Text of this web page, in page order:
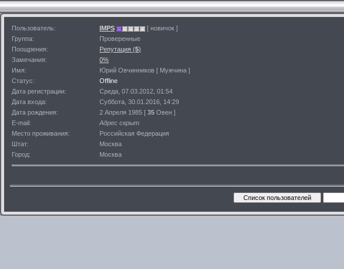
Пользователь: IMPS
[ новичок ]
Группа:
Проверенные
Поощрения:
Репутация (5)
Замечания:
0%
Имя:
Юрий Овчинников [ Мужчина ]
Статус:
Offline
Дата регистрации:
Среда, 07.03.2012, 01:54
Дата входа:
Суббота, 30.01.2016, 14:29
Дата рождения:
2 Апреля 1985 [ 35 Овен ]
E-mail:
Адрес скрыт
Место проживания:
Российская Федерация
Штат:
Москва
Город:
Москва